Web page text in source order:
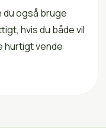
du også bruge
hvis du både vil
hurtigt vende